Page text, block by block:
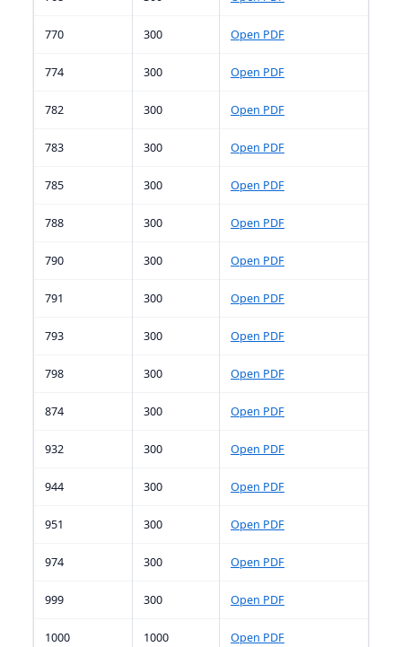
770 300 Open PDF
774 300 Open PDF
782 300 Open PDF
783 300 Open PDF
785 300 Open PDF
788 300 Open PDF
790 300 Open PDF
791 300 Open PDF
793 300 Open PDF
798 300 Open PDF
874 300 Open PDF
932 300 Open PDF
944 300 Open PDF
951 300 Open PDF
974 300 Open PDF
999 300 Open PDF
1000 1000 Open PDF